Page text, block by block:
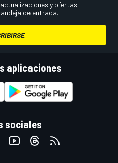
y ofertas
de entrada.
aplicaciones
sociales